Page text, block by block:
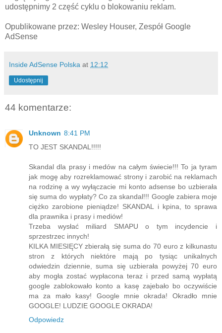
udostępnimy 2 część cyklu o blokowaniu reklam.
Opublikowane przez: Wesley Houser, Zespół Google
AdSense
Inside AdSense Polska at 12:12
Udostępnij
44 komentarze:
Unknown 8:41 PM
TO JEST SKANDAL!!!!!
Skandal dla prasy i medów na całym świecie!!! To ja tyram
jak mogę aby rozreklamować strony i zarobić na reklamach
na rodzinę a wy wyłączacie mi konto adsense bo uzbierała
się suma do wypłaty? Co za skandal!!! Google zabiera moje
ciężko zarobione pieniądze! SKANDAL i kpina, to sprawa
dla prawnika i prasy i mediów!
Trzeba wysłać miliard SMAPU o tym incydencie i
sprzestrzec innych!
KILKA MIESIĘCY zbierałą się suma do 70 euro z kilkunastu
stron z których niektóre mają po tysiąc unikalnych
odwiedzin dziennie, suma się uzbierała powyżej 70 euro
aby mogła zostać wypłacona teraz i przed samą wypłatą
google zablokowało konto a kasę zajebało bo oczywiście
ma za mało kasy! Google mnie okrada! Okradło mnie
GOOGLE! LUDZIE GOOGLE OKRADA!
Odpowiedz